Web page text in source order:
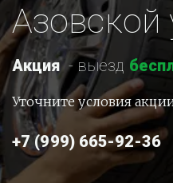
Азовской
Акция - выезд
Уточните условия
+7 (999) 665-92-36